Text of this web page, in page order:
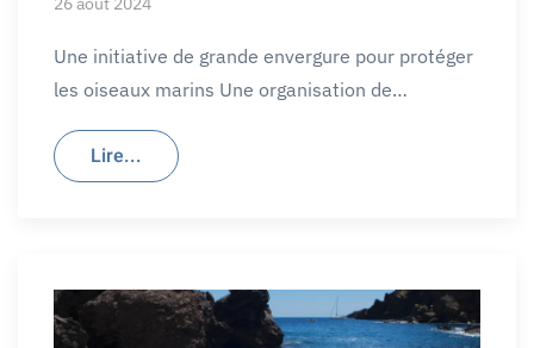
Une initiative de grande envergure pour protéger
les oiseaux marins Une organisation de…
Lire...